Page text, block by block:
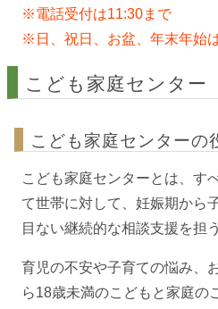
※電話受付は11:30まで
※日、祝日、お盆、年末年始
こども家庭センター
こども家庭センターの
こども家庭センターとは、す
て世帯に対して、妊娠期から
目ない継続的な相談支援を担
育児の不安や子育ての悩み、
ら18歳未満のこどもと家庭の